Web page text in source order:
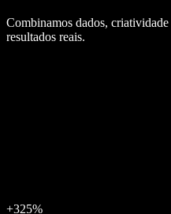
Combinamos dados,
resultados reais.
+325%